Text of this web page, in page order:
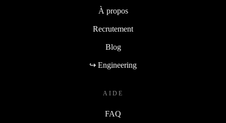
À propos
Recrutement
Blog
↪ Engineering
AIDE
FAQ